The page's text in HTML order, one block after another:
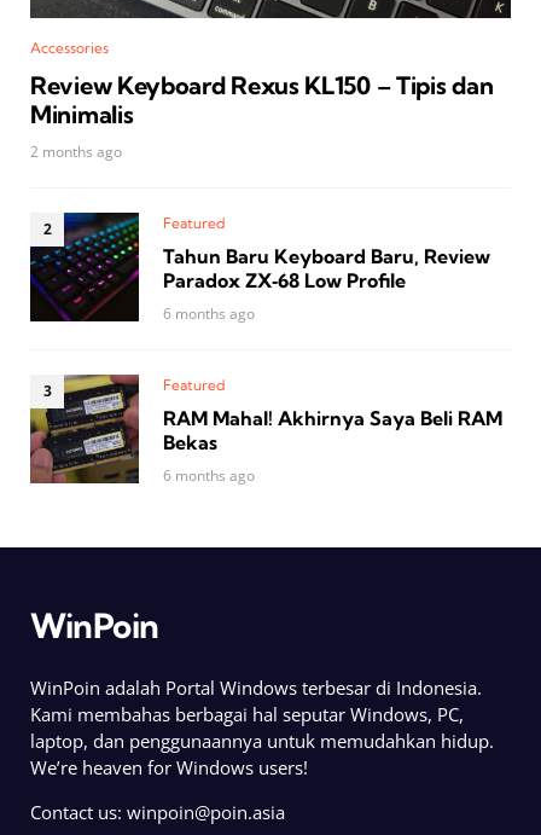
Accessories
Review Keyboard Rexus KL150 – Tipis dan
Minimalis
2 months ago
Featured
Tahun Baru Keyboard Baru, Review
Paradox ZX‑68 Low Profile
6 months ago
Featured
RAM Mahal! Akhirnya Saya Beli RAM
Bekas
6 months ago
WinPoin
WinPoin adalah Portal Windows terbesar di Indonesia.
Kami membahas berbagai hal seputar Windows, PC,
laptop, dan penggunaannya untuk memudahkan hidup.
We’re heaven for Windows users!
Contact us: winpoin@poin.asia